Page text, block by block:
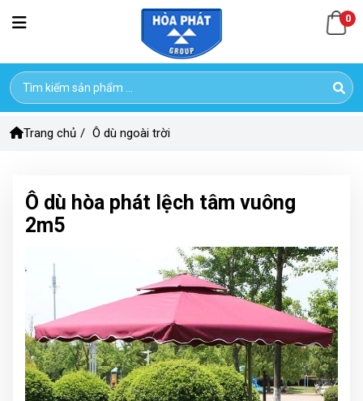
0
Trang chủ / Ô dù ngoài trời
Ô dù hòa phát lệch tâm vuông
2m5